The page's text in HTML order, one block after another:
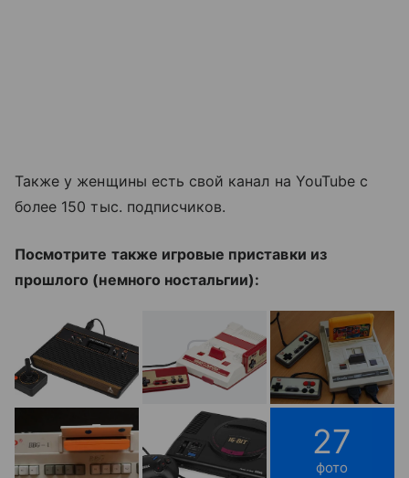
Также у женщины есть свой канал на YouTube с
более 150 тыс. подписчиков.
Посмотрите также игровые приставки из
прошлого (немного ностальгии):
27
фото